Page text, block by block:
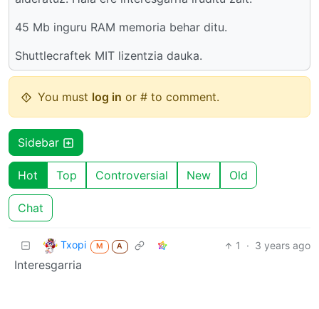
45 Mb inguru RAM memoria behar ditu.
Shuttlecraftek MIT lizentzia dauka.
You must log in or # to comment.
Sidebar
Hot Top Controversial New Old
Chat
Txopi M A 1 · 3 years ago
Interesgarria